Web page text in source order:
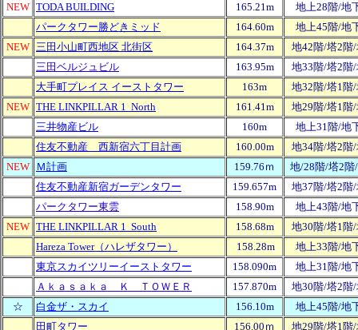
NEW TODA BUILDING 165.21m
地上28階/地
パークタワー勝どきミッド
164.60m
地上45階/地
NEW 三田小山町西地区 北街区 164.37m
地42階/塔2階
三田ベルジュビル
163.95m
地33階/塔2階
大手町プレイス イーストタワー
163m
地32階/塔1階
NEW THE LINKPILLAR 1 North 161.41m
地29階/塔1階
三井物産ビル
160m
地上31階/地
住友不動産 西新宿六丁目計画
160.00m
地34階/塔2階
NEW
Ｍ計画 159.76ｍ
地/28階/塔2階
住友不動産新宿ガーデンタワー
159.657m
地37階/塔2階
パークタワー東雲
158.90m
地上43階/地
NEW THE LINKPILLAR 1 South 158.68m
地30階/塔1階
Hareza Tower（ハレザタワー）
158.28m
地上33階/地
東京スカイツリーイーストタワー
158.090m
地上31階/地
Ａｋａｓａｋａ Ｋ ＴＯＷＥＲ
157.870m
地30階/塔2階
☆
白金ザ・スカイ 156.10m
地上45階/地
田町タワー
156.00ｍ
地29階/塔1階